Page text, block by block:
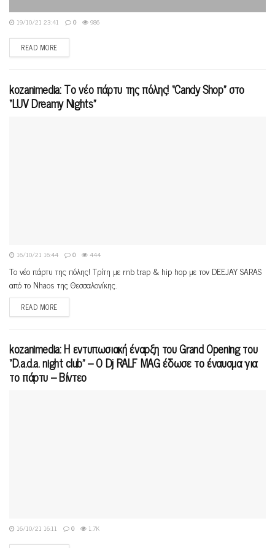
19/10/21 23:41 0 986
READ MORE
kozanimedia: Το νέο πάρτυ της πόλης! “Candy Shop” στο
“LUV Dreamy Nights”
16/10/21 16:44 0 444
Το νέο πάρτυ της πόλης! Τρίτη με rnb trap & hip hop με τον DEEJAY SARAS
από το Nhaos της Θεσσαλονίκης.
READ MORE
kozanimedia: Η εντυπωσιακή έναρξη του Grand Opening του
“D.a.d.a. night club” – Ο Dj RALF MAG έδωσε το έναυσμα για
το πάρτυ – Βίντεο
16/10/21 16:11 0 1.7K